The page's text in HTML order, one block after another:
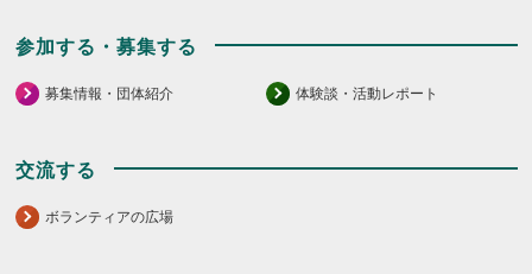
参加する・募集する
募集情報・団体紹介 体験談・活動レポート
交流する
ボランティアの広場